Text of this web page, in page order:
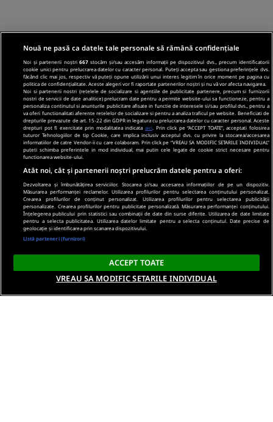
Nouă ne pasă ca datele tale personale să rămână confidențiale
Noi și partenerii noștri667 stocăm și/sau accesăm informații pe dispozitivul dvs., precum identificatorii
cookie unici pentru prelucrarea datelor cu caracter personal. Puteți accepta sau gestiona preferințele dvs.
făcând clic mai jos, respectiv vă puteți opune utilizării unui interes legitim în orice moment pe pagina cu
politica de confidențialitate. Aceste alegeri vor fi raportate partenerilor noștri și nu vă vor afecta navigarea.
Noi si partenerii nostri (retelele de socializare si agentiile de publicitate partenere, precum si furnizorii
nostri de servicii de date analitice) prelucram date pentru a permite website-ului sa functioneze, pentru a
personaliza continutul si anunturile publicitare afisate in functie de interesele si/sau profilul dvs., pentru a
va oferi functionalitati aferente retelelor de socializare si pentru a analiza traficul pe website. Beneficiati de
drepturile prevazute de art. 15-22 din GDPR in legatura cu prelucrarea datelor cu caracter personal. Aceste
drepturi pot fi exercitate prin modalitatea indicata aici . Prin click pe “ACCEPT TOATE”, acceptati folosirea
tuturor Tehnologiilor de tip Cookie, care implica inclusiv acceptul dvs. cu privire la stocarea/accesarea
informatiilor de catre Vendor-ii cu care colaboram. Prin click pe “VREAU SA MODIFIC SETARILE INDIVIDUAL”
puteti schimba preferintele in mod individual, mai putin cele legate de cookie strict necesare pentru
functionarea website-ului.
Atât noi, cât și partenerii noștri prelucrăm datele pentru a oferi:
Dezvoltarea și îmbunătățirea serviciilor. Stocarea și/sau accesarea informațiilor de pe un dispozitiv.
Măsurarea performanței reclamelor. Utilizarea profilurilor pentru selectarea conținutului personalizat.
Crearea profilurilor de conținut personalizat. Utilizarea profilurilor pentru selectarea publicității
personalizate. Crearea profilurilor pentru publicitate personalizată. Măsurarea performanței conținutului.
Înțelegerea publicului prin statistici sau combinații de date din surse diferite. Utilizarea de date limitate
pentru a selecta publicitatea. Utilizarea datelor limitate pentru a selecta conținutul. Date precise de
geolocație și identificarea prin scanarea dispozitivului.
Listă parteneri (furnizori)
ACCEPT TOATE
VREAU SA MODIFIC SETARILE INDIVIDUAL